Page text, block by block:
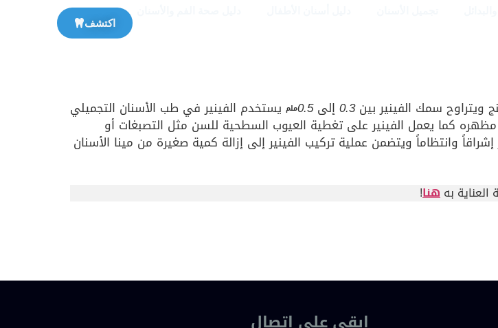
اكتشف
ويتراوح سمك الفينير بين0.3 إلى0.5ملم يستخدم الفينير في طب الأسنان التجميلي
كما يعمل الفينير على تغطية العيوب السطحية للسن مثل التصبغات أو
وانتظاماً ويتضمن عملية تركيب الفينير إلى إزالة كمية صغيرة من مينا الأسنان
بههنا!